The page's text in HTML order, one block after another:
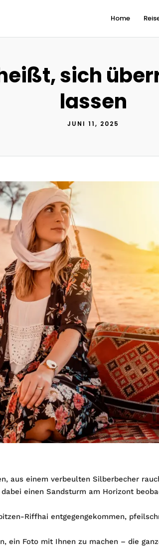
Home
sich
lassen
JUNI 11, 2025
aus einem verbeulten Silberbecher
einen Sandsturm am Horizont
Riffhai entgegengekommen,
ein Foto mit Ihnen zu machen – die